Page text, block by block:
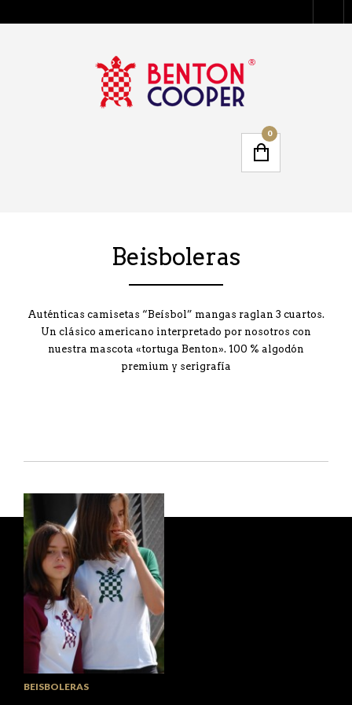
0
Beisboleras
Auténticas camisetas “Beísbol” mangas raglan 3 cuartos.
Un clásico americano interpretado por nosotros con
nuestra mascota «tortuga Benton». 100 % algodón
premium y serigrafía
BEISBOLERAS